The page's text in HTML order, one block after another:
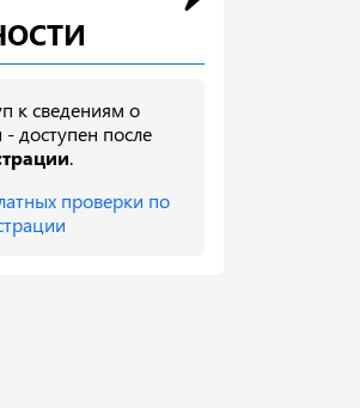
к сведениям о
доступен после
.
проверки по